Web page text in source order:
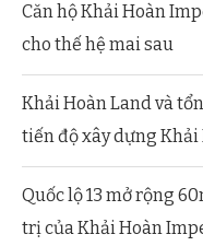
Căn hộ Khải Hoàn
cho thế hệ mai sau
Khải Hoàn Land và
tiến độ xây dựng
Quốc lộ 13 mở rộng
trị của Khải Hoàn